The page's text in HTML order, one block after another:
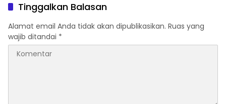
Tinggalkan Balasan
Alamat email Anda tidak akan dipublikasikan. Ruas yang
wajib ditandai *